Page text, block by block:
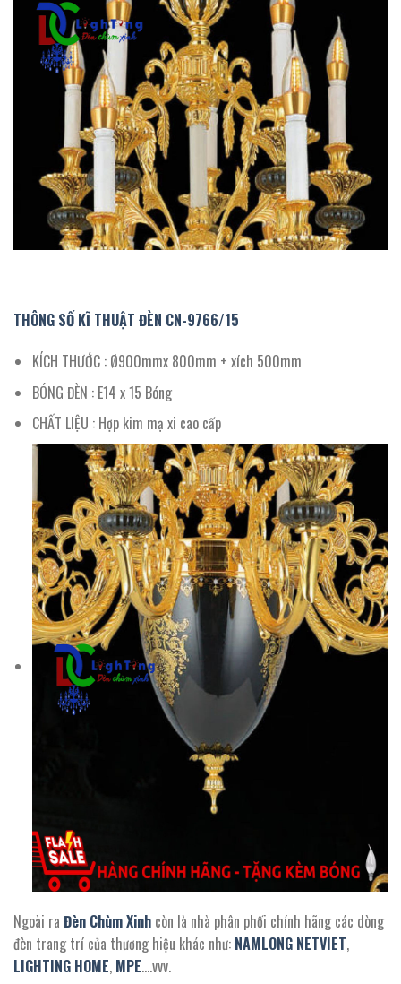
THÔNG SỐ KĨ THUẬT ĐÈN CN-9766/15
KÍCH THƯỚC : Ø900mmx 800mm + xích 500mm
BÓNG ĐÈN : E14 x 15 Bóng
CHẤT LIỆU : Hợp kim mạ xi cao cấp
Ngoài ra Đèn Chùm Xinh còn là nhà phân phối chính hãng các dòng
đèn trang trí của thương hiệu khác như: NAMLONG NETVIET,
LIGHTING HOME, MPE….vvv.